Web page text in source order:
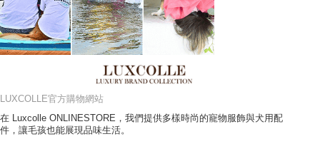
LUXCOLLE官方購物網站
在 Luxcolle ONLINESTORE，我們提供多樣時尚的寵物服飾與犬用配
件，讓毛孩也能展現品味生活。